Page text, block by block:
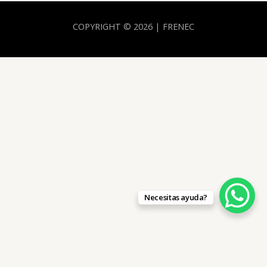
COPYRIGHT © 2026 | FRENEC
Necesitas ayuda?